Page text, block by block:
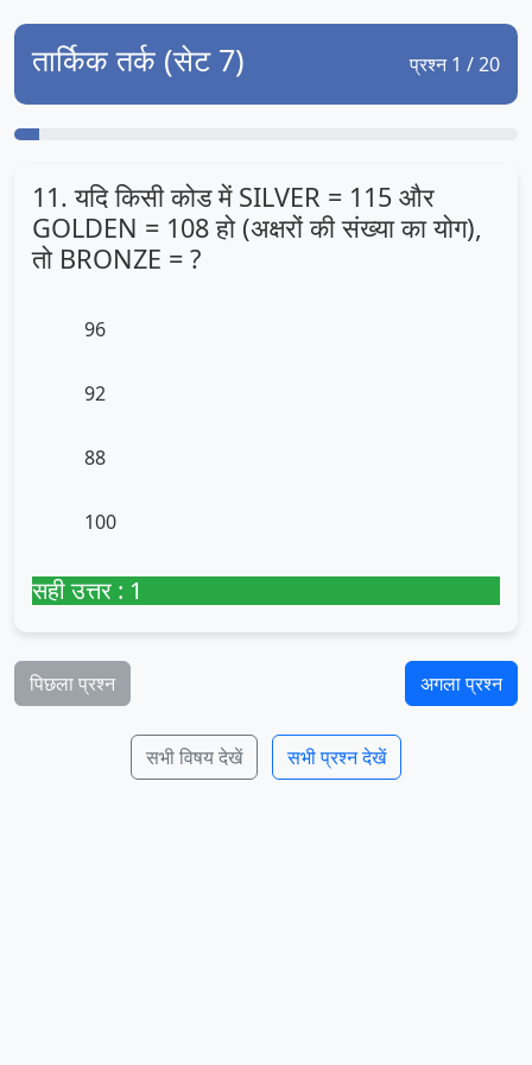
तार्किक तर्क (सेट 7) प्रश्न 1 / 20
11. यदि किसी कोड में SILVER = 115 और
GOLDEN = 108 हो (अक्षरों की संख्या का योग),
तो BRONZE = ?
96
92
88
100
सही उत्तर : 1
पिछला प्रश्न अगला प्रश्न
सभी विषय देखें सभी प्रश्न देखें